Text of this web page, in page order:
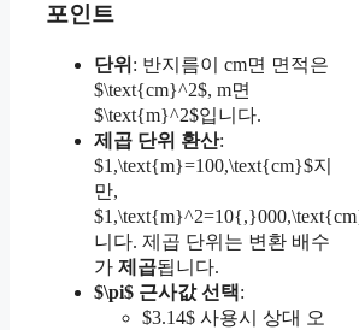
포인트
단위 : 반지름이 cm면 면적은
$\text{cm}^2$, m면
$\text{m}^2$입니다.
제곱 단위 환산:
$1,\text{m}=100,\text{cm}$지
만,
니다. 제곱 단위는 변환 배수
가 제곱됩니다.
$\pi$ 근사값 선택:
$3.14$ 사용시 상대 오